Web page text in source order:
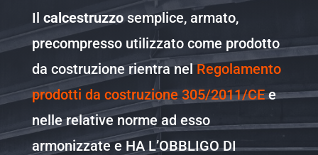
Il calcestruzzosemplice, armato,
precompresso utilizzato come prodotto
da costruzione rientra nelRegolamento
prodotti da costruzione 305/2011/CEe
nelle relative norme ad esso
armonizzate e HA L’OBBLIGO DI